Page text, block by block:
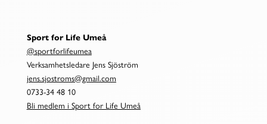
Sport for Life Umeå
@sportforlifeumea
Verksamhetsledare Jens Sjöström
jens.sjostroms@gmail.com
0733-34 48 10
Bli medlem i Sport for Life Umeå